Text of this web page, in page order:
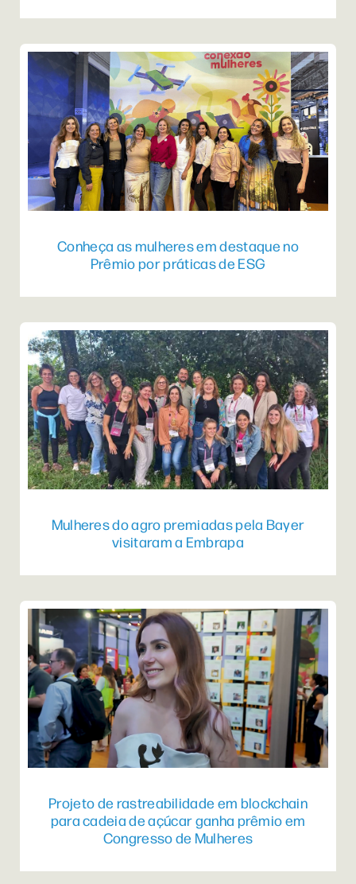
Conheça as mulheres em destaque no
Prêmio por práticas de ESG
Mulheres do agro premiadas pela Bayer
visitaram a Embrapa
Projeto de rastreabilidade em blockchain
para cadeia de açúcar ganha prêmio em
Congresso de Mulheres